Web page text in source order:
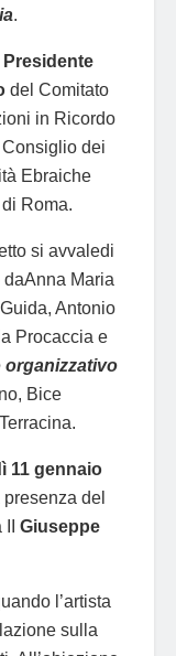
.
Presidente
del Comitato
in Ricordo
dei
Ebraiche
Roma.
si avvaledi
Maria
Antonio
Procaccia e
organizzativo
Bice
11 gennaio
del
Giuseppe
l’artista
sulla